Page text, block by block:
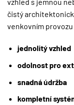
čistý
venkovním provozu
jednolitý vzhled
odolnost pro
snadná údržba
kompletní